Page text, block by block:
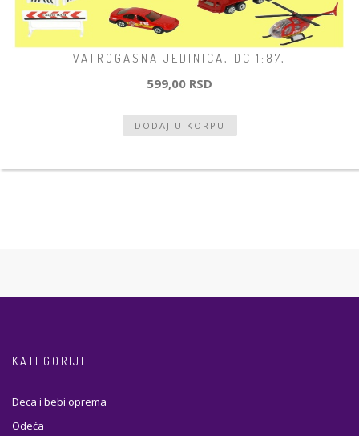
VATROGASNA JEDINICA, DC 1:87,
599,00 RSD
KATEGORIJE
Deca i bebi oprema
Odeća